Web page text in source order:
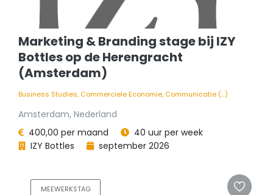
Marketing & Branding stage bij IZY
Bottles op de Herengracht
(Amsterdam)
Business Studies, Commerciele Economie, Communicatie (...)
Amsterdam, Nederland
400,00 per maand
40 uur per week
IZY Bottles
september 2026
MEEWERKSTAG